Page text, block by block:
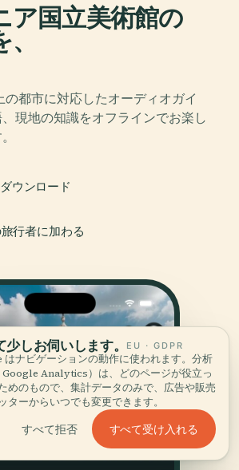
ア国立美術館の
の都市に対応したオーディオガイ
現地の知識をオフラインでお楽し
ウンロード
行者に加わる
しお伺いします。 EU · GDPR
はナビゲーションの動作に使われます。分析
Analytics）は、どのページが役立っ
めのもので、集計データのみで、広告や販売
ターからいつでも変更できます。
すべて拒否 すべて受け入れる